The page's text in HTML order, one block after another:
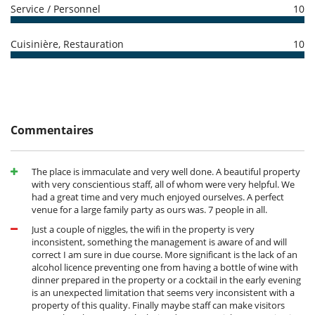
Personnel & Services
La villa bénéficie d'une équipe dévouée de 3 femmes de ménage, qui
assure un nettoyage quotidien et un service en chambre deux fois par
Pour votre confort, un agent de surveillance est présent chaque nuit.
Situation
La propriété est idéalement situé au centre historique de la médina,
dans le quartier animé de Kaat Benahid. À quelques pas seulement
des célèbres sites tels que la Medersa Ben Youssef et la Maison de la
Photographie, ce quartier est un véritable carrefour de culture et de
commerce où se mêlent parfums d’épices, étals de tissus et fondouks
historiques. Vous serez immergés dans l'authenticité et la vitalité de
Marrakech, avec toutes ses attractions à portée de main.
Conditions et frais d'annulation
par email
- Les conditions d'annulation s'appliquent en référence à l'heure locale
total de la réservation est dû à Villanovo.
- Non présentation (No show)
réservation est dû à Villanovo
355-24/24/CRI/R.M.S/MI
Service / Personnel 10
Cuisinière, Restauration 10
Commentaires
The place is immaculate and very well done. A beautiful property
with very conscientious staff, all of whom were very helpful. We
had a great time and very much enjoyed ourselves. A perfect
venue for a large family party as ours was. 7 people in all.
Just a couple of niggles, the wifi in the property is very
inconsistent, something the management is aware of and will
correct I am sure in due course. More significant is the lack of an
alcohol licence preventing one from having a bottle of wine with
dinner prepared in the property or a cocktail in the early evening
is an unexpected limitation that seems very inconsistent with a
property of this quality. Finally maybe staff can make visitors